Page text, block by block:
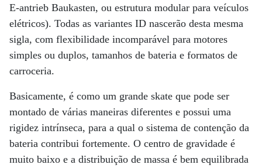
E-antrieb Baukasten, ou estrutura modular para veículos
elétricos). Todas as variantes ID nascerão desta mesma
sigla, com flexibilidade incomparável para motores
simples ou duplos, tamanhos de bateria e formatos de
carroceria.
Basicamente, é como um grande skate que pode ser
montado de várias maneiras diferentes e possui uma
rigidez intrínseca, para a qual o sistema de contenção da
bateria contribui fortemente. O centro de gravidade é
muito baixo e a distribuição de massa é bem equilibrada